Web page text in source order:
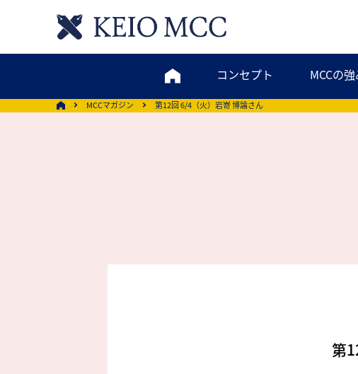
コンセプト MCCの
MCCマガジン 第12回 6/4（火）岩嵜 博論さん
第